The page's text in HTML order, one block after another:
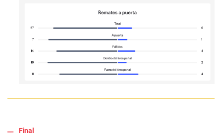
Final